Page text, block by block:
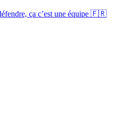
ça c’est une équipe 🇫🇷